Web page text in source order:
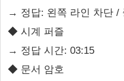
→ 정답: 왼쪽 라인 차단 /
◆ 시계 퍼즐
→ 정답 시간: 03:15
◆ 문서 암호